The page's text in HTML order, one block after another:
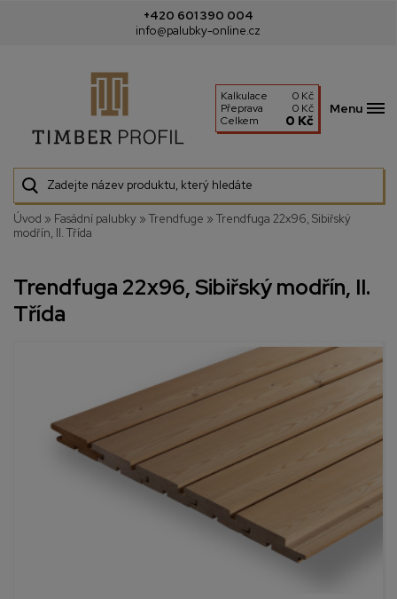
+420 601 390 004
info@palubky-online.cz
Kalkulace
0 Kč
Přeprava
0 Kč
Celkem
0 Kč
Menu
Úvod » Fasádní palubky » Trendfuge » Trendfuga 22x96, Sibiřský
modřín, II. Třída
Trendfuga 22x96, Sibiřský modřín, II.
Třída